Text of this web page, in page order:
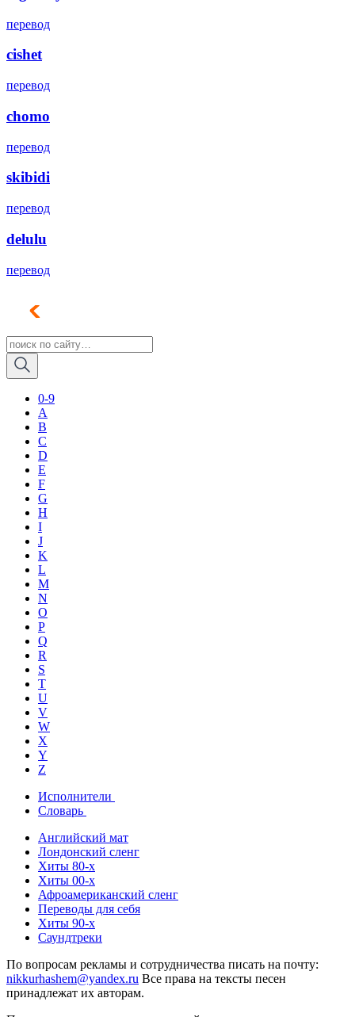
перевод
cishet
перевод
chomo
перевод
skibidi
перевод
delulu
перевод
0-9
A
B
C
D
E
F
G
H
I
J
K
L
M
N
O
P
Q
R
S
T
U
V
W
X
Y
Z
Исполнители
Словарь
Английский мат
Лондонский сленг
Хиты 80-х
Хиты 00-х
Афроамериканский сленг
Переводы для себя
Хиты 90-х
Саундтреки
По вопросам рекламы и сотрудничества писать на почту:
nikkurhashem@yandex.ru Все права на тексты песен
принадлежат их авторам.